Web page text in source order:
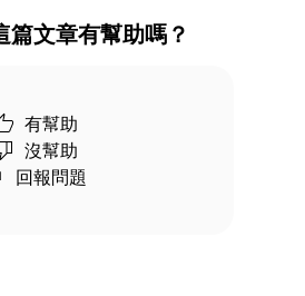
篇文章有幫助嗎？
有幫助
沒幫助
回報問題